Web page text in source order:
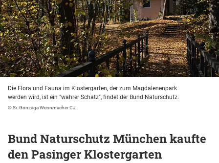
Die Flora und Fauna im Klostergarten, der zum Magdalenenpark
werden wird, ist ein "wahrer Schatz", findet der Bund Naturschutz.
© Sr. Gonzaga Wennmacher CJ
Bund Naturschutz München kaufte
den Pasinger Klostergarten